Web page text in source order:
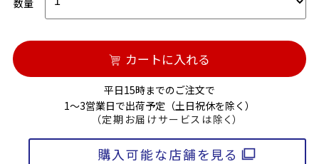
カートに入れる
平日15時までのご注文で
1～3営業日で出荷予定（土日祝休を除く）
（定期お届けサービスは除く）
購入可能な店舗を見る